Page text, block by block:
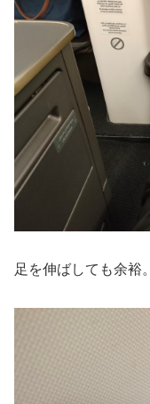
足を伸ばしても余裕。